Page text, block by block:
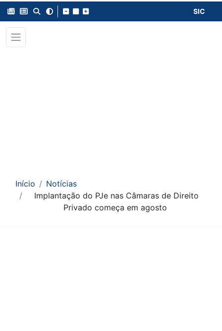
SIC
Início
Notícias
Implantação do PJe nas Câmaras de Direito
Privado começa em agosto